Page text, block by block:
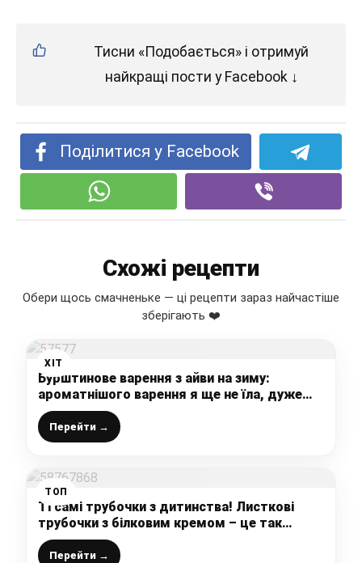
Тисни «Подобається» і отримуй
найкращі пости у Facebook ↓
Поділитися у Facebook
Схожі рецепти
Обери щось смачненьке — ці рецепти зараз найчастіше
зберігають ❤️
ХІТ
Бурштинове варення з айви на зиму:
ароматнішого варення я ще не їла, дуже
смачна і красива заготовка
Перейти →
ТОП
Ті самі трубочки з дитинства! Листкові
трубочки з білковим кремом – це так
смачно, що словами не передати!
Перейти →